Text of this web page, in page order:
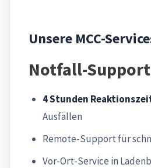
Unsere MCC-
Notfall-Support
4 Stunden
Ausfällen
Remote-Support für
Vor-Ort-Service in